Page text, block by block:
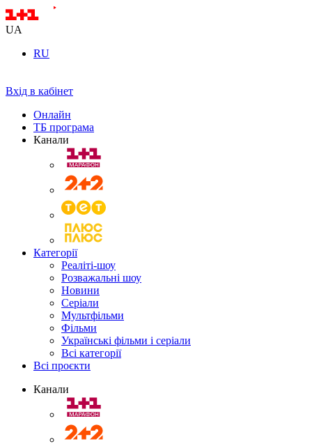
UA
RU
Вхід в кабінет
Онлайн
ТБ програма
Канали
Категорії
Реаліті-шоу
Розважальні шоу
Новини
Серіали
Мультфільми
Фільми
Українські фільми і серіали
Всі категорії
Всі проєкти
Канали